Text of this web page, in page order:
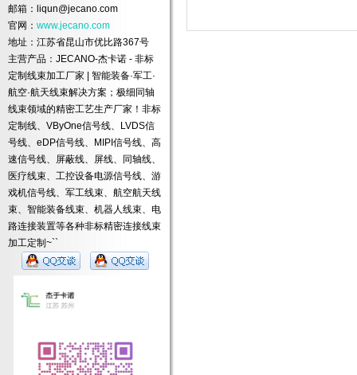
邮箱：liqun@jecano.com
官网： www.jecano.com
地址：江苏省昆山市优比路367号
主营产品：JECANO-杰卡诺 - 非标
定制线束加工厂家 | 智能装备·军工·
航空·航天线束解决方案；极细同轴
线束领域的精密工艺生产厂家！非标
定制线、VByOne信号线、LVDS信
号线、eDP信号线、MIPI信号线、高
速信号线、屏蔽线、屏线、同轴线、
医疗线束、工控设备电源信号线、游
戏机信号线、军工线束、航空航天线
束、智能装备线束、机器人线束、电
路连接装置等各种非标精密连接线束
加工定制~``